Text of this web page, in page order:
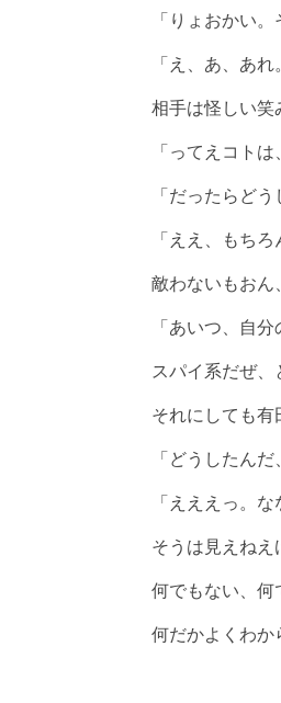
「りょおかい。
「え、あ、あれ
相手は怪しい笑
「ってえコトは
「だったらどう
「ええ、もちろ
敵わないもおん
「あいつ、自分
スパイ系だぜ、
それにしても有
「どうしたんだ
「えええっ。な
そうは見えねえ
何でもない、何
何だかよくわか